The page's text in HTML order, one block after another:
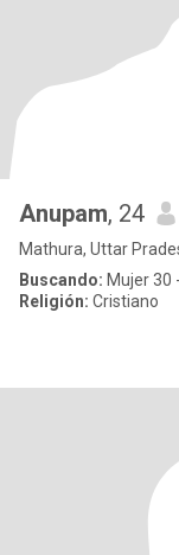
Anupam, 24
Mathura, Uttar
Buscando: Mujer 30
Religión: Cristiano